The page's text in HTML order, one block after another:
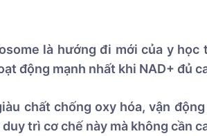
là hướng đi mới của y
động mạnh nhất khi NAD+ đủ
chất chống oxy hóa, vận
trì cơ chế này mà không cần